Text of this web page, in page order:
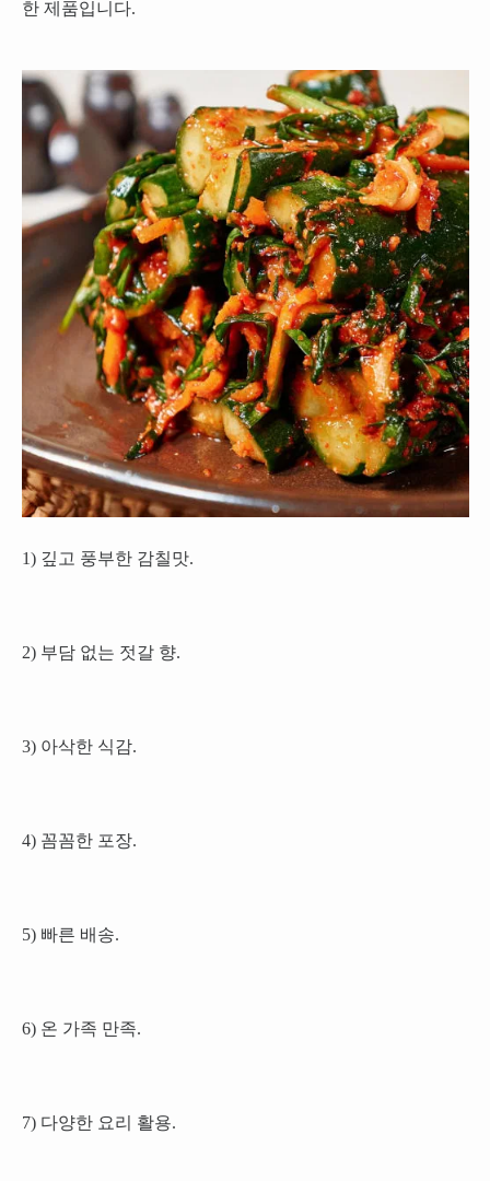
한 제품입니다.
1) 깊고 풍부한 감칠맛.
2) 부담 없는 젓갈 향.
3) 아삭한 식감.
4) 꼼꼼한 포장.
5) 빠른 배송.
6) 온 가족 만족.
7) 다양한 요리 활용.